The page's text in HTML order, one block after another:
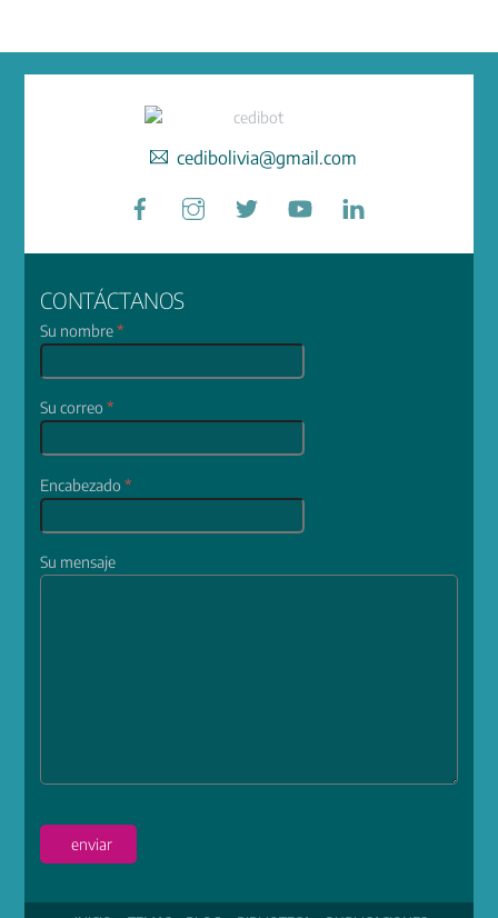
cedibolivia@gmail.com
Facebook
CONTÁCTANOS
Su nombre*
Su correo*
Encabezado*
Su mensaje
enviar